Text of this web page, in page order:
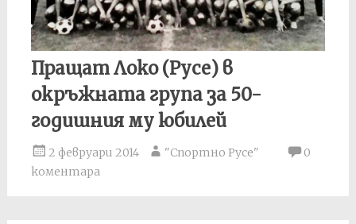
Пращат Локо (Русе) в
окръжната група за 50-
годишния му юбилей
2 февруари 2014 "Спортно Русе"
0
коментара